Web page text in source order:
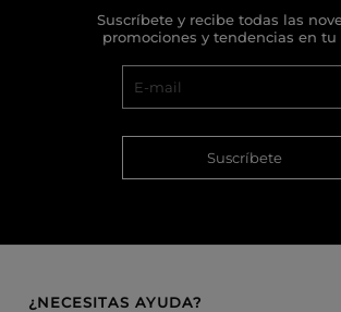
Suscríbete y recibe todas las
promociones y tendencias en tu
Suscríbete
¿NECESITAS AYUDA?